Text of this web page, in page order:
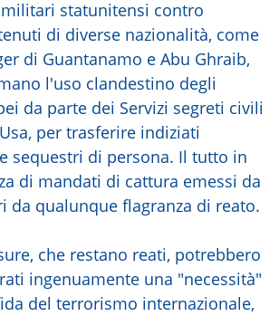
statunitensi contro
di diverse nazionalità, come
di Guantanamo e Abu Ghraib,
l'uso clandestino degli
da parte dei Servizi segreti civili
per trasferire indiziati
sequestri di persona. Il tutto in
di mandati di cattura emessi da
da qualunque flagranza di reato.
che restano reati, potrebbero
ingenuamente una "necessità"
del terrorismo internazionale,